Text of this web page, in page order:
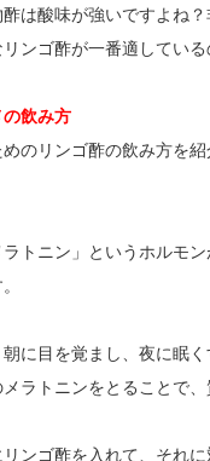
は酸味が強いですよね
ンゴ酢が一番適している
の飲み方
のリンゴ酢の飲み方を
トニン」というホルモ
朝に目を覚まし、夜に眠
ラトニンをとることで
ンゴ酢を入れて、それ